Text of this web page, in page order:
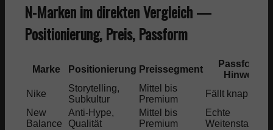
N-Marken im direkten Vergleich —
Positionierung, Preis, Passform
Marke Positionierung Preissegment
Passform-
Hinweis
Nike
Storytelling,
Subkultur
Mittel bis
Premium
Fällt knapp aus
New
Balance
Anti-Hype,
Qualität
Mittel bis
Premium
Echte